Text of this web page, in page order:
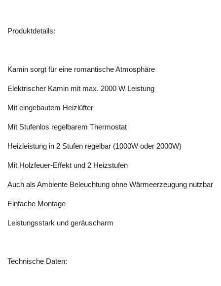
Produktdetails:
Kamin sorgt für eine romantische Atmosphäre
Elektrischer Kamin mit max. 2000 W Leistung
Mit eingebautem Heizlüfter
Mit Stufenlos regelbarem Thermostat
Heizleistung in 2 Stufen regelbar (1000W oder 2000W)
Mit Holzfeuer-Effekt und 2 Heizstufen
Auch als Ambiente Beleuchtung ohne Wärmeerzeugung nutzbar
Einfache Montage
Leistungsstark und geräuscharm
Technische Daten: